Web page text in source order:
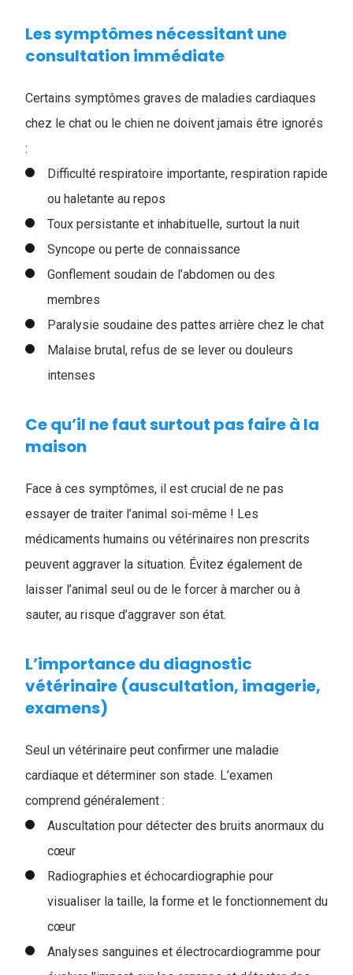
Les symptômes nécessitant une
consultation immédiate
Certains symptômes graves de maladies cardiaques
chez le chat ou le chien ne doivent jamais être ignorés
:
Difficulté respiratoire importante, respiration rapide
ou haletante au repos
Toux persistante et inhabituelle, surtout la nuit
Syncope ou perte de connaissance
Gonflement soudain de l’abdomen ou des
membres
Paralysie soudaine des pattes arrière chez le chat
Malaise brutal, refus de se lever ou douleurs
intenses
Ce qu’il ne faut surtout pas faire à la
maison
Face à ces symptômes, il est crucial de ne pas
essayer de traiter l’animal soi-même ! Les
médicaments humains ou vétérinaires non prescrits
peuvent aggraver la situation. Évitez également de
laisser l’animal seul ou de le forcer à marcher ou à
sauter, au risque d’aggraver son état.
L’importance du diagnostic
vétérinaire (auscultation, imagerie,
examens)
Seul un vétérinaire peut confirmer une maladie
cardiaque et déterminer son stade. L’examen
comprend généralement :
Auscultation pour détecter des bruits anormaux du
cœur
Radiographies et échocardiographie pour
visualiser la taille, la forme et le fonctionnement du
cœur
Analyses sanguines et électrocardiogramme pour